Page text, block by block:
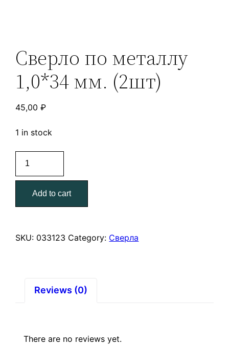
Сверло по металлу
1,0*34 мм. (2шт)
45,00₽
1 in stock
металлу
1,0*34
мм.
quantity
Add to cart
SKU: 033123 Category: Сверла
Reviews (0)
There are no reviews yet.